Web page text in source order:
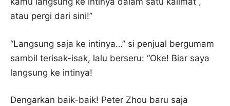
atau pergi dari sini!”
“Langsung saja ke intinya…” si penjual bergumam
sambil terisak-isak, lalu berseru: “Oke! Biar saya
langsung ke intinya!
Dengarkan baik-baik! Peter Zhou baru saja